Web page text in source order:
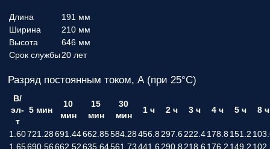
Длина
191 мм
Ширина
210 мм
Высота
646 мм
Срок службы 20 лет
Разряд постоянным током, А (при 25°С)
В/
эл-
т
5 мин
10
мин
15
мин
30
мин
1 ч 2 ч 3 ч 4 ч 5 ч 8 ч
1.60721.28691.44662.85584.28456.8 297.6222.4178.8 151.2
1.65690.56662.52635.64561.73441.6290.8 218.6176.2 149.2